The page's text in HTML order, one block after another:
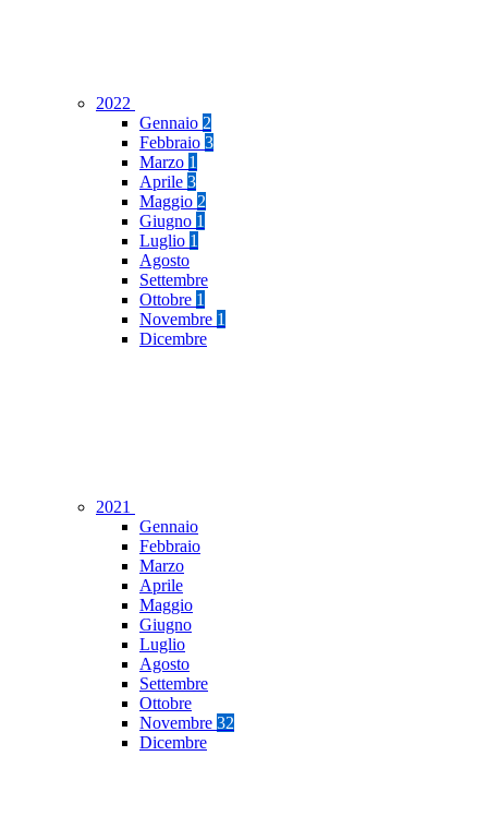
2022
Gennaio 2
Febbraio 3
Marzo 1
Aprile 3
Maggio 2
Giugno 1
Luglio 1
Agosto
Settembre
Ottobre 1
Novembre 1
Dicembre
2021
Gennaio
Febbraio
Marzo
Aprile
Maggio
Giugno
Luglio
Agosto
Settembre
Ottobre
Novembre 32
Dicembre